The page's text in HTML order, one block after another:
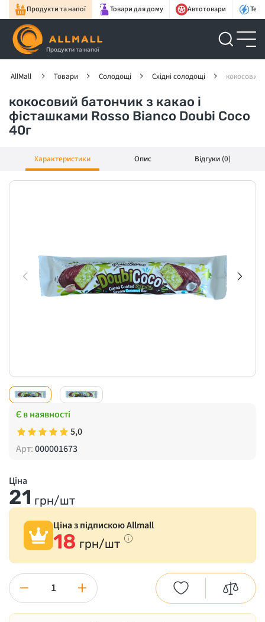
Продукти та напої Товари для дому Автотовари
Продукти та напої
AllMall Товари Солодощі Східні солодощі кокосовий
кокосовий батончик з какао і
фісташками Rosso Bianco Doubi Coco
40г
Характеристики Опис Відгуки (0)
Є в наявності
5,0
Арт:000001673
Ціна
21 грн/шт
Ціна з підпискою Allmall
18 грн/шт
− +